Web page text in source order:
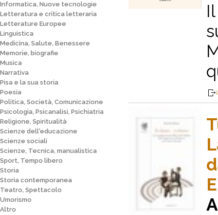
Informatica, Nuove tecnologie
Letteratura e critica letteraria
Letterature Europee
Linguistica
Medicina, Salute, Benessere
Memorie, biografie
Musica
Narrativa
Pisa e la sua storia
Poesia
Politica, Società, Comunicazione
Psicologia, Psicanalisi, Psichiatria
Religione, Spiritualità
Scienze dell'educazione
Scienze sociali
Scienze, Tecnica, manualistica
Sport, Tempo libero
Storia
Storia contemporanea
Teatro, Spettacolo
Umorismo
Altro